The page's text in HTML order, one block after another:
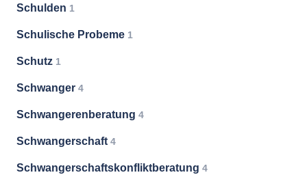
Schulden 1
Schulische Probeme 1
Schutz 1
Schwanger 4
Schwangerenberatung 4
Schwangerschaft 4
Schwangerschaftskonfliktberatung 4